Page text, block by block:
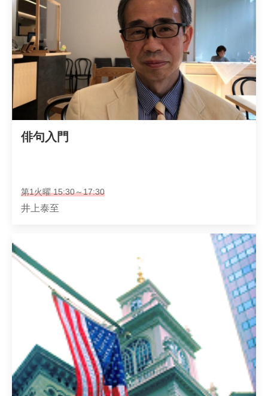
俳句入門
第1火曜 15:30～17:30
井上泰至